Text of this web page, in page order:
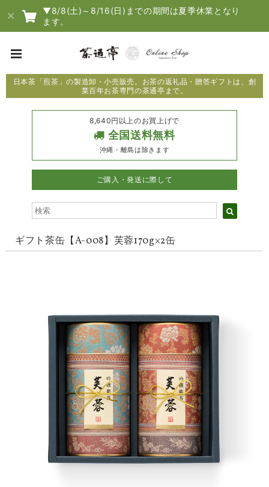
▼8/8(土)～8/16(日)までの期間は夏季休業となり
ます。
日本茶「煎茶」の製造卸・小売販売。お茶の返礼品・贈答ギフトは、創
業百年お茶専門の茶通亭まで。
8,640円以上のお買上げで
全国送料無料
沖縄・離島は除きます
ご購入・発送に際して
ギフト茶缶【A-008】芙蓉170g×2缶